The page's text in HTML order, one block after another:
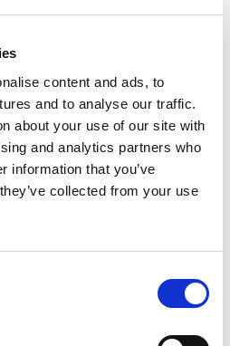
content and ads, to
and to analyse our traffic.
about your use of our site with
and analytics partners who
information that you’ve
collected from your use
in einem besonderen
Vortrag,
Empfang, bereiten
Event in
Die Ausstellungssäle
200 Personen oder
für Workshops und
hinaus steht der
als Location für Foto-
Verfügung. Eine